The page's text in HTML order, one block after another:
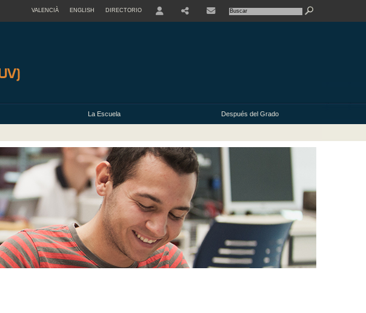
VALENCIÀ ENGLISH DIRECTORIO
La Escuela Después del Grado